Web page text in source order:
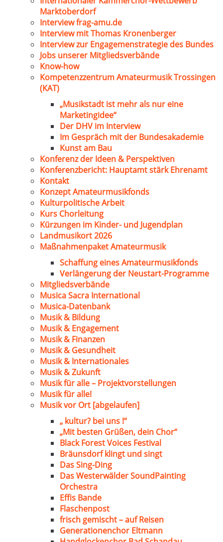
Marktoberdorf
Interview frag-amu.de
Interview mit Thomas Kronenberger
Interview zur Engagemenstrategie des Bundes
Jobs unserer Mitgliedsverbände
Know-how
Kompetenzzentrum Amateurmusik Trossingen
(KAT)
„Musikstadt ist mehr als nur eine
Marketingidee“
Der DHV im Interview
Im Gespräch mit der Bundesakademie
Kunst am Bau
Konferenz der Ideen & Perspektiven
Konferenzbericht: Hauptamt stärk Ehrenamt
Kontakt
Konzept Amateurmusikfonds
Kulturpolitische Arbeit
Kurs Chorleitung
Kürzungen im Kinder- und Jugendplan
Landmusikort 2026
Maßnahmenpaket Amateurmusik
Schaffung eines Amateurmusikfonds
Verlängerung der Neustart-Programme
Mitgliedsverbände
Musica Sacra International
Musica-Datenbank
Musik & Bildung
Musik & Engagement
Musik & Finanzen
Musik & Gesundheit
Musik & Internationales
Musik & Zukunft
Musik für alle – Projektvorstellungen
Musik für alle!
Musik vor Ort [abgelaufen]
„ kultur? bei uns !“
„Mit besten Grüßen, dein Chor“
Black Forest Voices Festival
Bräunsdorf klingt und singt
Das Sing-Ding
Das Westerwälder SoundPainting
Orchestra
Effis Bande
Flaschenpost
frisch gemischt – auf Reisen
Generationenchor Eltmann